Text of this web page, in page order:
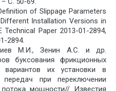
of Slippage Parameters
Installation Versions in
Technical Paper 2013-01-2894,
2894.
М.И., Зенин А.С. и др.
буксования фрикционных
их установки в
передач при переключении
мощности// Известия